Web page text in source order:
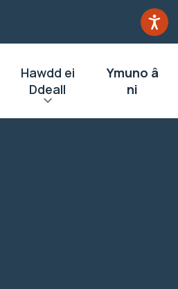
Hawdd ei
Ddeall
Ymuno â
ni